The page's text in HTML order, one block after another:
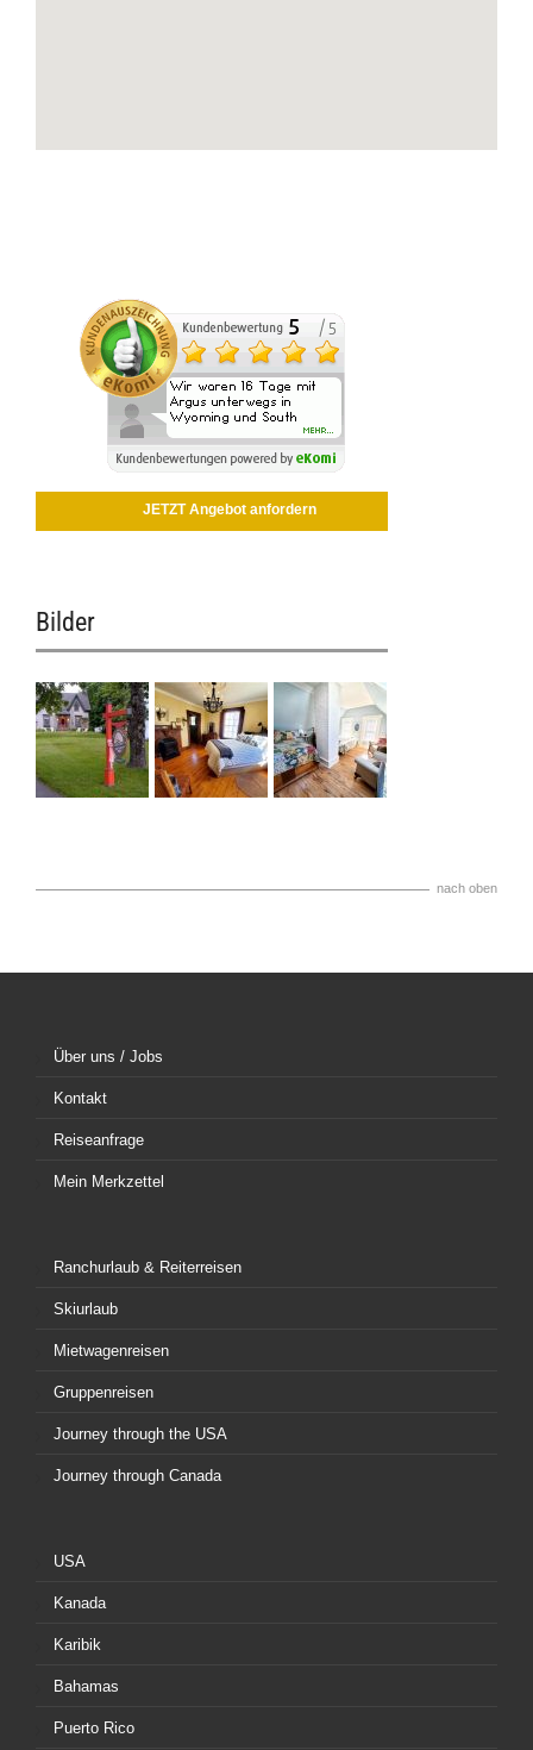
JETZT Angebot anfordern
Bilder
nach oben
Über uns / Jobs
Kontakt
Reiseanfrage
Mein Merkzettel
Ranchurlaub & Reiterreisen
Skiurlaub
Mietwagenreisen
Gruppenreisen
Journey through the USA
Journey through Canada
USA
Kanada
Karibik
Bahamas
Puerto Rico